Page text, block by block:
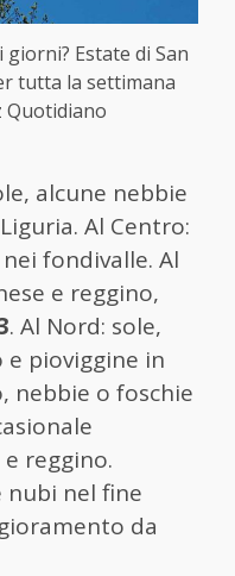
Estate di San
tutta la settimana
Quotidiano
alcune nebbie
Al Centro:
fondivalle. Al
e reggino,
. Al Nord: sole,
pioviggine in
nebbie o foschie
reggino.
nubi nel fine
da